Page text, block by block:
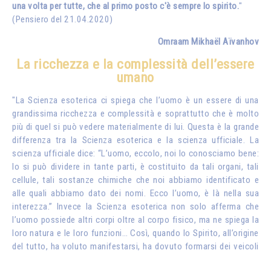
una volta per tutte, che al primo posto c'è sempre lo spirito."
(Pensiero del 21.04.2020)
Omraam Mikhaël Aïvanhov
La ricchezza e la complessità dell’essere
umano
"La Scienza esoterica ci spiega che l’uomo è un essere di una
grandissima ricchezza e complessità e soprattutto che è molto
più di quel si può vedere materialmente di lui. Questa è la grande
differenza tra la Scienza esoterica e la scienza ufficiale. La
scienza ufficiale dice: “L’uomo, eccolo, noi lo conosciamo bene:
lo si può dividere in tante parti, è costituito da tali organi, tali
cellule, tali sostanze chimiche che noi abbiamo identificato e
alle quali abbiamo dato dei nomi. Ecco l’uomo, è là nella sua
interezza.” Invece la Scienza esoterica non solo afferma che
l’uomo possiede altri corpi oltre al corpo fisico, ma ne spiega la
loro natura e le loro funzioni… Così, quando lo Spirito, all’origine
del tutto, ha voluto manifestarsi, ha dovuto formarsi dei veicoli